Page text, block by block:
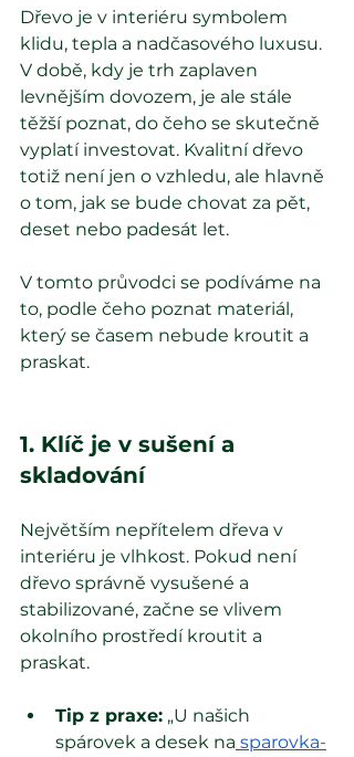
Dřevo je v interiéru symbolem
klidu, tepla a nadčasového luxusu.
V době, kdy je trh zaplaven
levnějším dovozem, je ale stále
těžší poznat, do čeho se skutečně
vyplatí investovat. Kvalitní dřevo
totiž není jen o vzhledu, ale hlavně
o tom, jak se bude chovat za pět,
deset nebo padesát let.
V tomto průvodci se podíváme na
to, podle čeho poznat materiál,
který se časem nebude kroutit a
praskat.
1. Klíč je v sušení a
skladování
Největším nepřítelem dřeva v
interiéru je vlhkost. Pokud není
dřevo správně vysušené a
stabilizované, začne se vlivem
okolního prostředí kroutit a
praskat.
Tip z praxe: „U našich
spárovek a desek na sparovka-